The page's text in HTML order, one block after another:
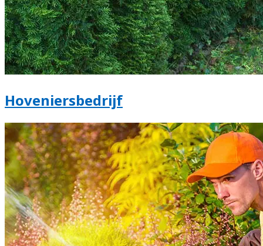
Hoveniersbedrijf